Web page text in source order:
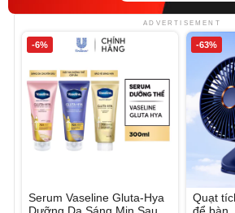
ADVERTISEMENT
-6%
Serum Vaseline Gluta-Hya
-63%
Quạt